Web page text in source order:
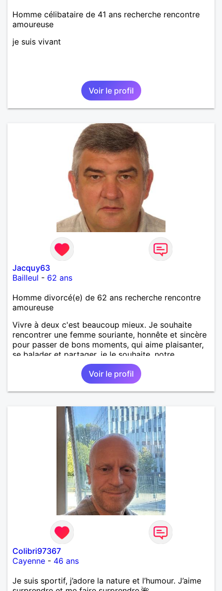
Homme célibataire de 41 ans recherche rencontre
amoureuse
je suis vivant
Voir le profil
Jacquy63
Bailleul - 62 ans
Homme divorcé(e) de 62 ans recherche rencontre
amoureuse
Vivre à deux c'est beaucoup mieux. Je souhaite
rencontrer une femme souriante, honnête et sincère
pour passer de bons moments, qui aime plaisanter,
se balader et partager, je le souhaite, notre
complicité. J'aime beaucoup les chantiers de
randonnée pour se défouler, se relaxer, se détendre
et finalement prendre du bon temps. C'est difficile
de tout dire en quelques lignes. En revanche, vous
d'informations. A bientôt
Voir le profil
Colibri97367
Cayenne - 46 ans
Je suis sportif, j’adore la nature et l’humour. J’aime